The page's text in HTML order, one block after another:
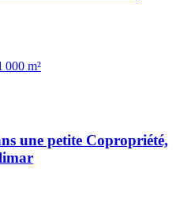
000 m²
une petite Copropriété,